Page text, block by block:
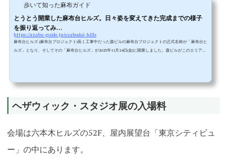
歩いて知った麻布ガイド
とうとう開業した麻布台ヒルズ。日々姿を変えてきた完成までの様子
を振り返ってみ...
https://azabu-guide.jp/azabudai-hills
麻布台ヒルズ (麻布台プロジェクト)長く工事中だった森ビルの麻布台プロジェクトの正式名称が「麻布台ヒ
ルズ」となり、そしてその「麻布台ヒルズ」が2023年11月24日(金)に開業しました。森ビルがこのエリアの
の再開発が「麻布台ヒ...
ヘザウィック・スタジオ展の入場料
会場は六本木ヒルズの52F、屋内展望台「東京シティビュ
ー」の中にあります。